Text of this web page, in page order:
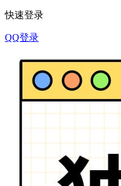
快速登录
QQ登录